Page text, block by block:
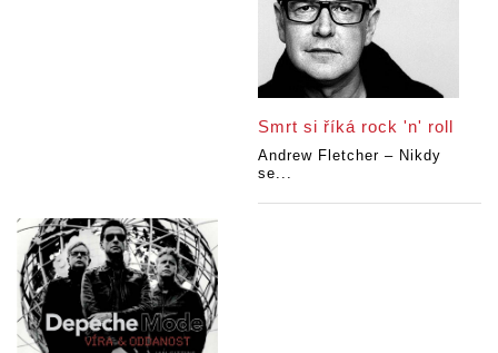
Smrt si říká rock 'n' roll
Andrew Fletcher – Nikdy
se...